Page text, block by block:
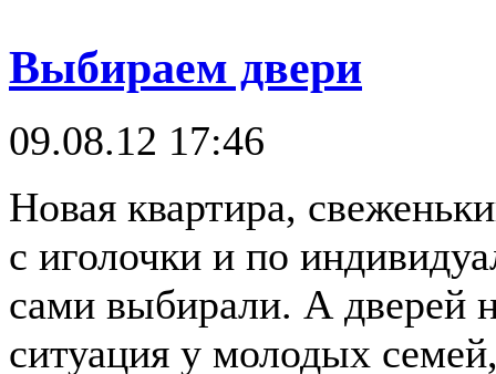
Выбираем двери
09.08.12 17:46
Новая квартира,
с иголочки и по
сами выбирали. А дверей
ситуация у молодых